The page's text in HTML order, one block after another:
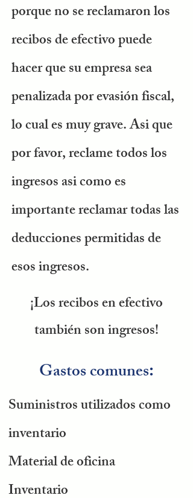
porque no se reclamaron los
recibos de efectivo puede
hacer que su empresa sea
penalizada por evasión fiscal,
lo cual es muy grave. Asi que
por favor, reclame todos los
ingresos asi como es
importante reclamar todas las
deducciones permitidas de
esos ingresos.
¡Los recibos en efectivo
también son ingresos!
Gastos comunes:
Suministros utilizados como
inventario
Material de oficina
Inventario